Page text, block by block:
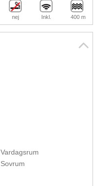
Vardagsrum
Sovrum
nej Inkl. 400 m